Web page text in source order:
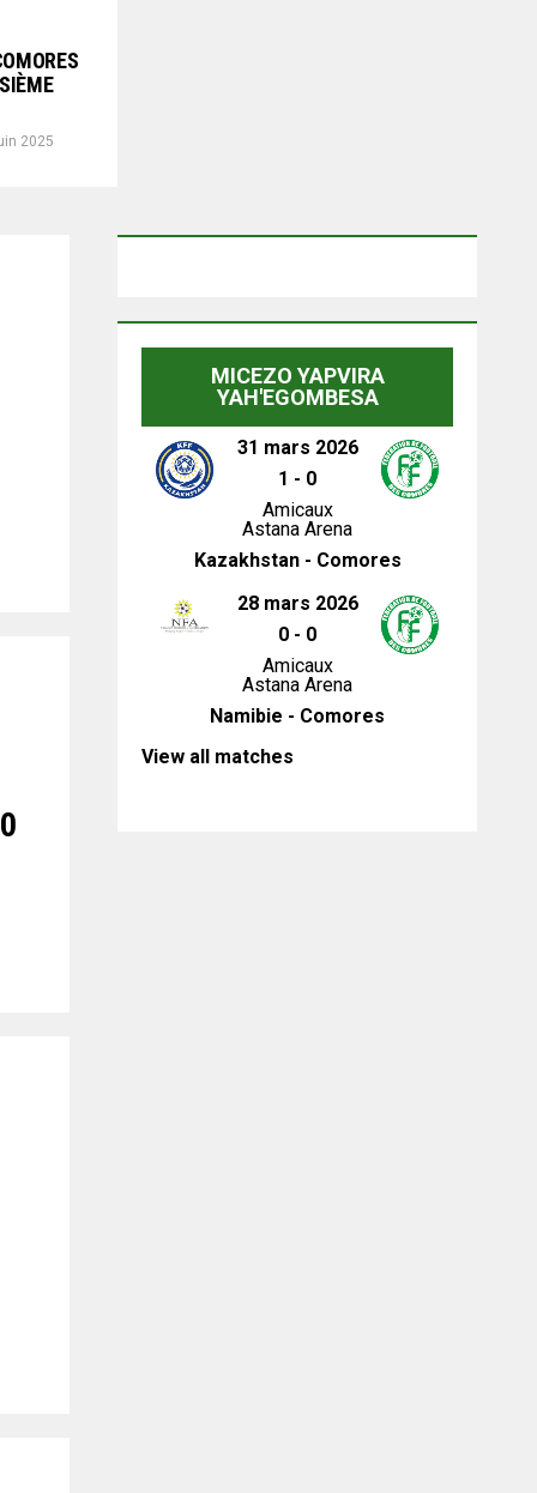
2025
MICEZO YAPVIRA
YAH'EGOMBESA
31 mars 2026
1 - 0
Amicaux
Astana Arena
Kazakhstan - Comores
28 mars 2026
0 - 0
Amicaux
Astana Arena
Namibie - Comores
View all matches